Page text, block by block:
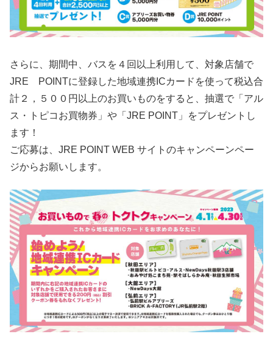
さらに、期間中、バスを４回以上利用して、対象店舗で
JRE POINTに登録した地域連携ICカードを使って税込合
計２，５００円以上のお買いものをすると、抽選で「アル
ス・トピコお買物券」や「JRE POINT」をプレゼントし
ます！
ご応募は、JRE POINT WEB サイトのキャンペーンペー
ジからお願いします。